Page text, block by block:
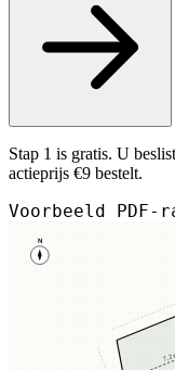
Stap 1 is gratis. U
actieprijs €9 bestelt.
Voorbeeld PDF-
N
7,2